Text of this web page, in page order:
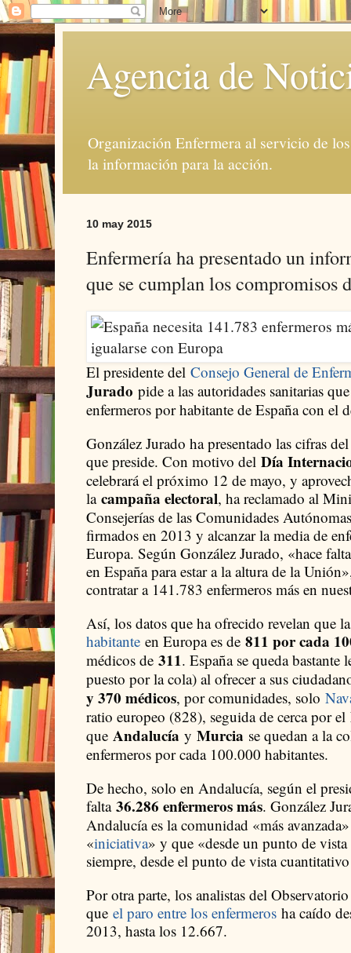
Agencia de
Organización Enfermera al servicio de
la información para la acción.
10 may 2015
Enfermería ha presentado un
que se cumplan los compromisos
El presidente del Consejo General de
Jurado pide a las autoridades sanitarias
enfermeros por habitante de España con el
González Jurado ha presentado las cifras
que preside. Con motivo del Día
celebrará el próximo 12 de mayo, y
la campaña electoral, ha reclamado al
Consejerías de las Comunidades
firmados en 2013 y alcanzar la media de
Europa. Según González Jurado, «hace
en España para estar a la altura de la
contratar a 141.783 enfermeros más en
Así, los datos que ha ofrecido revelan que
habitante en Europa es de 811 por cada
médicos de 311. España se queda bastante
puesto por la cola) al ofrecer a sus
y 370 médicos, por comunidades, solo
ratio europeo (828), seguida de cerca por el
que Andalucía y Murcia se quedan a la
enfermeros por cada 100.000 habitantes.
De hecho, solo en Andalucía, según el
falta 36.286 enfermeros más. González
Andalucía es la comunidad «más
«iniciativa» y que «desde un punto de
siempre, desde el punto de vista
Por otra parte, los analistas del
que el paro entre los enfermeros ha caído
2013, hasta los 12.667.